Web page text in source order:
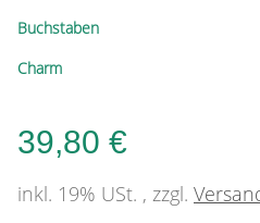
Buchstaben
Charm
39,80 €
inkl. 19% USt. , zzgl.